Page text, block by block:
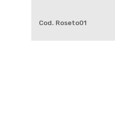
Cod. Roseto01